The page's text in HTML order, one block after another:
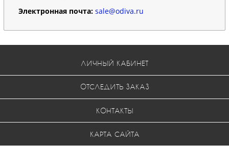
Электронная почта: sale@odiva.ru
ЛИЧНЫЙ КАБИНЕТ
ОТСЛЕДИТЬ ЗАКАЗ
КОНТАКТЫ
КАРТА САЙТА